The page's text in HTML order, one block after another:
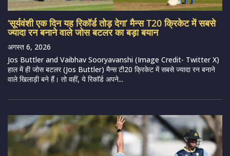
‘सूर्यवंशी एक दिन यह रिकॉर्ड तोड़ देगा’ मैन्स T20 क्रिकेट में सबसे
ज्यादा रन बनाने वाले जोस बटलर का बड़ा बयान
अगस्त 6, 2026
Jos Buttler and Vaibhav Sooryavanshi (Image Credit- Twitter X)
हाल में ही जोस बटलर (Jos Buttler) मैन्स टी20 क्रिकेट में सबसे ज्यादा रन बनाने
वाले खिलाड़ी बने हैं। तो वहीं, ये रिकाॅर्ड अपने...